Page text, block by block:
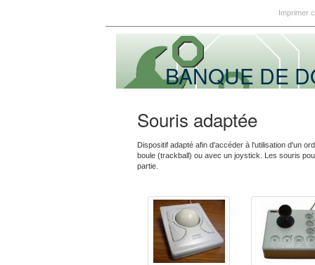
Imprimer
BANQUE DE
Souris adaptée
Dispositif adapté afin d'accéder à l'utilisation d'un
boule (trackball) ou avec un joystick. Les souris
partie.